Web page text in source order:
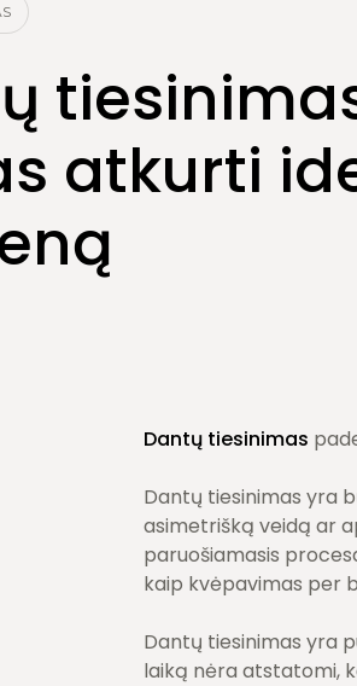
atkurti
Dantų tiesinimas
Dantų tiesinimas yra
asimetrišką veidą ar
paruošiamasis
kaip kvėpavimas per
Dantų tiesinimas yra
laiką nėra atstatomi,